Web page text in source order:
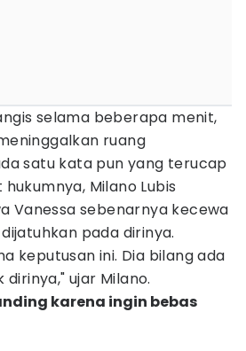
selama beberapa menit,
ruang
satu kata pun yang terucap
Milano Lubis
Vanessa sebenarnya kecewa
pada dirinya.
keputusan ini. Dia bilang ada
ujar Milano.
karena ingin bebas